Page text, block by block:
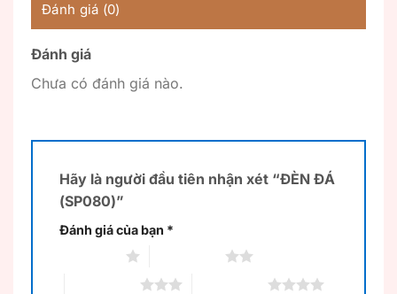
Đánh giá (0)
Đánh giá
Chưa có đánh giá nào.
Hãy là người đầu tiên nhận xét “ĐÈN ĐÁ
(SP080)”
Đánh giá của bạn *